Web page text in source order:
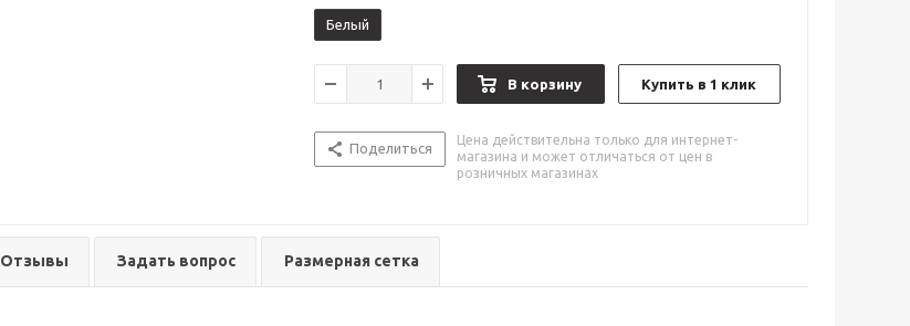
Белый
В корзину Купить в 1 клик
Поделиться
Цена действительна только для интернет-
магазина и может отличаться от цен в
розничных магазинах
Отзывы Задать вопрос Размерная сетка